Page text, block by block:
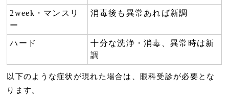
2week・マンスリ
ー
消毒後も異常あれば新調
ハード
十分な洗浄・消毒、異常時は新
調
以下のような症状が現れた場合は、 眼科受診が必要とな
ります。